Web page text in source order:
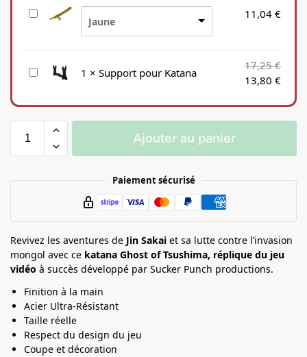
S
n
o
i
e
Jaune
11,04 €
S
p
p
o
K
a
t
n
a
1 × Support pour Katana
17,25€
13,80 €
Ajouter au panier
Paiement sécurisé
Revivez les aventures de Jin Sakai et sa lutte contre l’invasion
mongol avec ce katana Ghost of Tsushima, réplique du jeu
vidéo à succès développé par Sucker Punch productions.
Finition à la main
Acier Ultra-Résistant
Taille réelle
Respect du design du jeu
Coupe et décoration